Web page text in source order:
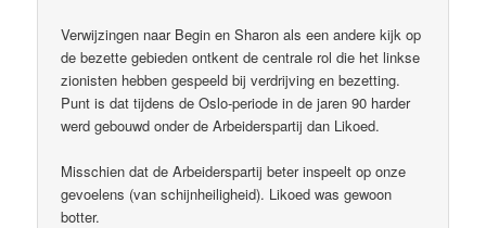
Verwijzingen naar Begin en Sharon als een andere kijk op
de bezette gebieden ontkent de centrale rol die het linkse
zionisten hebben gespeeld bij verdrijving en bezetting.
Punt is dat tijdens de Oslo-periode in de jaren 90 harder
werd gebouwd onder de Arbeiderspartij dan Likoed.
Misschien dat de Arbeiderspartij beter inspeelt op onze
gevoelens (van schijnheiligheid). Likoed was gewoon
botter.